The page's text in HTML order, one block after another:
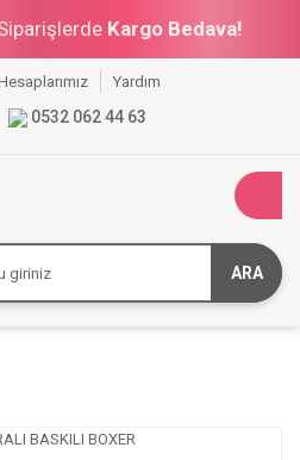
Kargo Bedava!
Yardım
0532 062 44 63
ARA